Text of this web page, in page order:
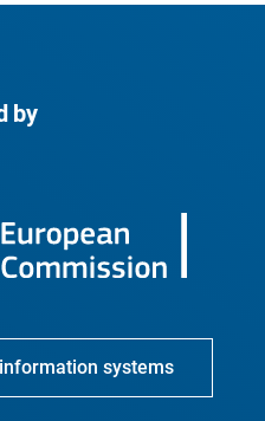
by
systems